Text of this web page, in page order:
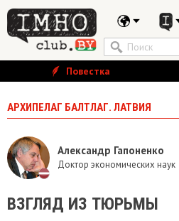
Повестка
АРХИПЕЛАГ БАЛТЛАГ. ЛАТВИЯ
Александр Гапоненко
Доктор экономических наук
ВЗГЛЯД ИЗ ТЮРЬМЫ